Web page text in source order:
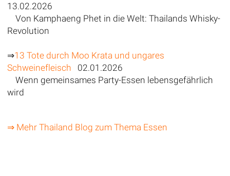
13.02.2026
Von Kamphaeng Phet in die Welt: Thailands Whisky-
Revolution
⇒13 Tote durch Moo Krata und ungares
Schweinefleisch 02.01.2026
Wenn gemeinsames Party-Essen lebensgefährlich
wird
⇒ Mehr Thailand Blog zum Thema Essen